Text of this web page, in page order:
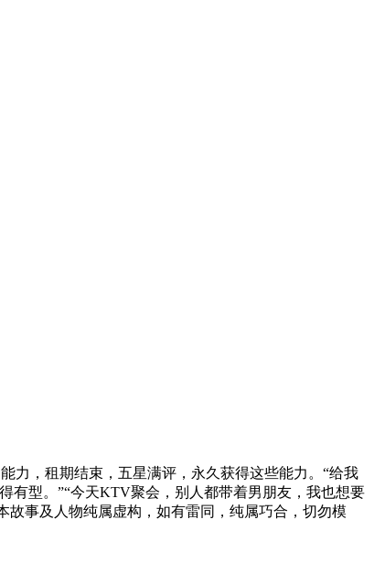
力，租期结束，五星满评，永久获得这些能力。“给我
有型。”“今天KTV聚会，别人都带着男朋友，我也想要
故事及人物纯属虚构，如有雷同，纯属巧合，切勿模